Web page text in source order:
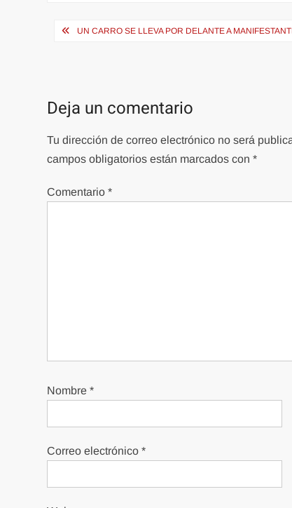
Navegación
UN CARRO SE LLEVA POR DELANTE A
Deja un comentario
Tu dirección de correo electrónico no será
campos obligatorios están marcados con*
Comentario*
Nombre*
Correo electrónico*